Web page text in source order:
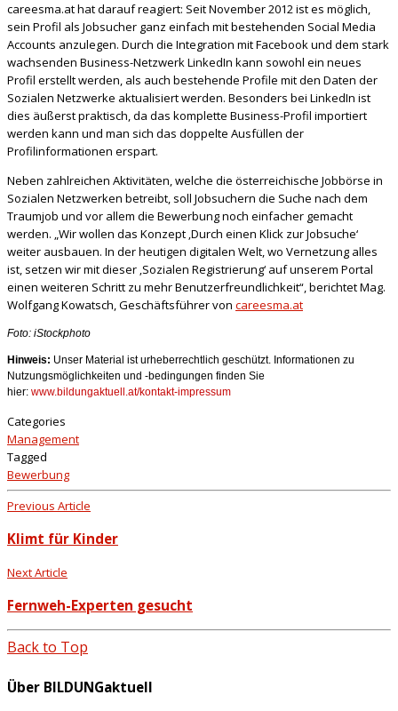
careesma.at hat darauf reagiert: Seit November 2012 ist es möglich,
sein Profil als Jobsucher ganz einfach mit bestehenden Social Media
Accounts anzulegen. Durch die Integration mit Facebook und dem stark
wachsenden Business-Netzwerk LinkedIn kann sowohl ein neues
Profil erstellt werden, als auch bestehende Profile mit den Daten der
Sozialen Netzwerke aktualisiert werden. Besonders bei LinkedIn ist
dies äußerst praktisch, da das komplette Business-Profil importiert
werden kann und man sich das doppelte Ausfüllen der
Profilinformationen erspart.
Neben zahlreichen Aktivitäten, welche die österreichische Jobbörse in
Sozialen Netzwerken betreibt, soll Jobsuchern die Suche nach dem
Traumjob und vor allem die Bewerbung noch einfacher gemacht
werden. „Wir wollen das Konzept ‚Durch einen Klick zur Jobsuche‘
weiter ausbauen. In der heutigen digitalen Welt, wo Vernetzung alles
ist, setzen wir mit dieser ‚Sozialen Registrierung‘ auf unserem Portal
einen weiteren Schritt zu mehr Benutzerfreundlichkeit“, berichtet Mag.
Wolfgang Kowatsch, Geschäftsführer von careesma.at
Foto: iStockphoto
Hinweis: Unser Material ist urheberrechtlich geschützt. Informationen zu
Nutzungsmöglichkeiten und -bedingungen finden Sie
hier: www.bildungaktuell.at/kontakt-impressum
Categories
Management
Tagged
Bewerbung
Previous Article
Klimt für Kinder
Next Article
Fernweh-Experten gesucht
Back to Top
Über BILDUNGaktuell